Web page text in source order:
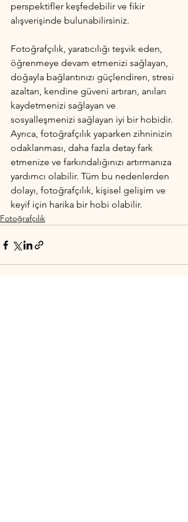
perspektifler keşfedebilir ve fikir
alışverişinde bulunabilirsiniz.
Fotoğrafçılık, yaratıcılığı teşvik eden,
öğrenmeye devam etmenizi sağlayan,
doğayla bağlantınızı güçlendiren, stresi
azaltan, kendine güveni artıran, anıları
kaydetmenizi sağlayan ve
sosyalleşmenizi sağlayan iyi bir hobidir.
Ayrıca, fotoğrafçılık yaparken zihninizin
odaklanması, daha fazla detay fark
etmenize ve farkındalığınızı artırmanıza
yardımcı olabilir. Tüm bu nedenlerden
dolayı, fotoğrafçılık, kişisel gelişim ve
keyif için harika bir hobi olabilir.
Fotoğrafçılık